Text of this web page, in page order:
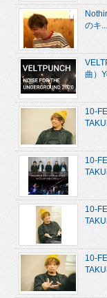
のキ...
曲）
10-
10-
10-
10-